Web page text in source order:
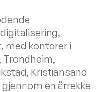
med kontorer i
Trondheim,
Kristiansand
en årrekke